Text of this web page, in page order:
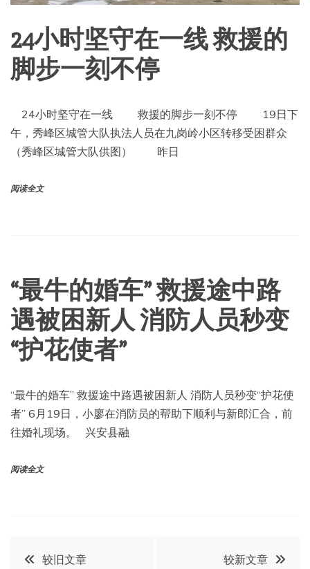
24小时坚守在一线 救援的
脚步一刻不停
24小时坚守在一线 救援的脚步一刻不停 19日下
午，秀峰区城管大队执法人员在九岗岭小区转移受困群众
（秀峰区城管大队供图） 昨日
阅读全文
“最牛的婚车” 救援途中路
遇被困新人 消防人员秒变
“护花使者”
“最牛的婚车” 救援途中路遇被困新人 消防人员秒变“护花使
者” 6月19日，小廖在消防员的帮助下顺利与新郎汇合，前
往婚礼现场。 兴安县融
阅读全文
文
较旧文章 较新文章